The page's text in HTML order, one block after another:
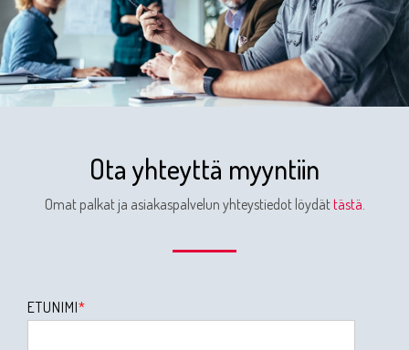
Ota yhteyttä myyntiin
Omat palkat ja asiakaspalvelun yhteystiedot löydättästä.
ETUNIMI*